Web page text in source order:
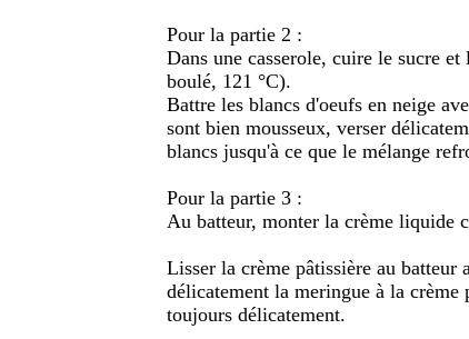
Pour la partie 2 :
Dans une casserole, cuire le sucre
boulé, 121 °C).
Battre les blancs d'oeufs en neige
sont bien mousseux, verser
blancs jusqu'à ce que le mélange
Pour la partie 3 :
Au batteur, monter la crème liquide
Lisser la crème pâtissière au batteur
délicatement la meringue à la crème
toujours délicatement.